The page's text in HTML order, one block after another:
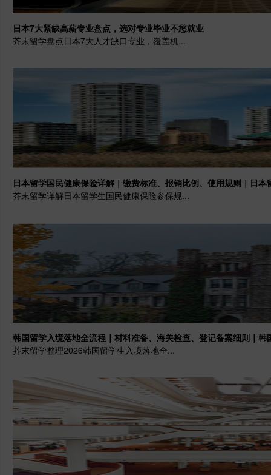
日本7大紧缺高薪专业盘点，选对专业毕业不愁就业
芥末留学盘点日本7大人才缺口专业，覆盖机...
日本留学国民健康保险详解｜缴费标准、报销比例、使用规则｜日本
芥末留学详解日本留学生国民健康保险参保规...
韩国留学入境落地全流程｜材料准备、海关检查、登记备案细则｜韩
芥末留学整理2026韩国留学生入境落地全...